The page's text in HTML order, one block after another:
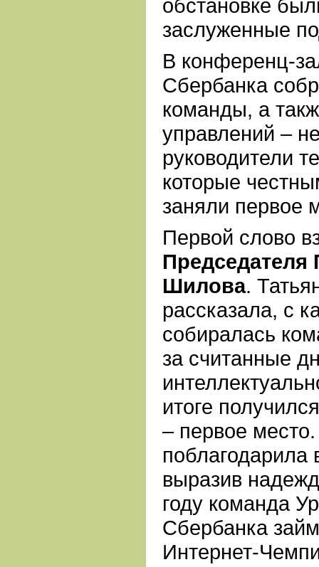
обстановке
заслуженные
В конференц-
Сбербанка
команды, а
управлений –
руководители
которые
заняли первое
Первой слово
Председателя
Шилова.
рассказала, с
собиралась
за считанные
итоге
– первое
поблагодарила
выразив
году команда
Сбербанка
Интернет-